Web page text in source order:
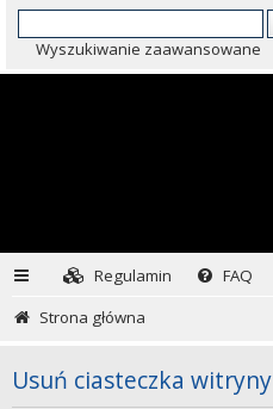
Wyszukiwanie zaawansowane
Regulamin
FAQ
Strona główna
Usuń ciasteczka witryny